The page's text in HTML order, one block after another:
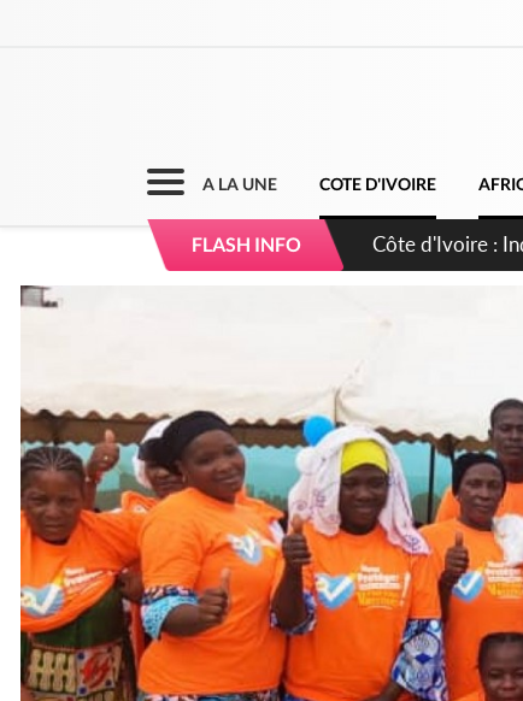
A LA UNE COTE D'IVOIRE
FLASH INFO Côte d'Ivoire :